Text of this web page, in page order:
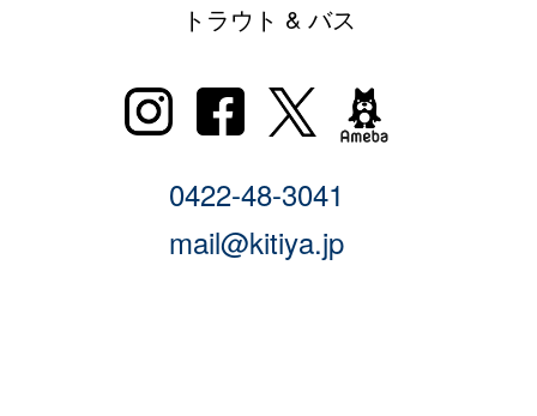
トラウト & バス
0422-48-3041
mail@kitiya.jp